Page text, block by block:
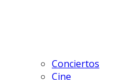
Conciertos
Cine